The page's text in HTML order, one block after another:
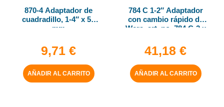
870-4 Adaptador de
cuadradillo, 1-4″ x 50
mm
9,71 €
AÑADIR AL CARRITO
784 C 1-2″ Adaptador
con cambio rápido de
Wera, art. no. 784 C-2 x
41,18 €
AÑADIR AL CARRITO